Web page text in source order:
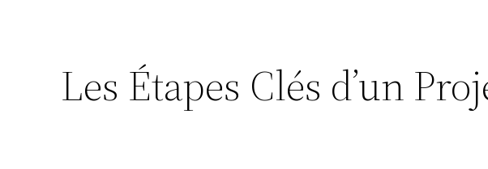
Les Étapes Clés d’un